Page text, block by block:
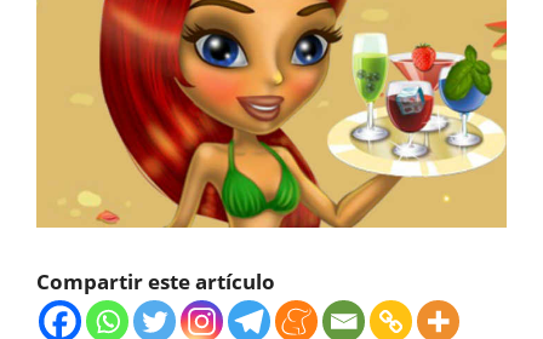
Compartir este artículo